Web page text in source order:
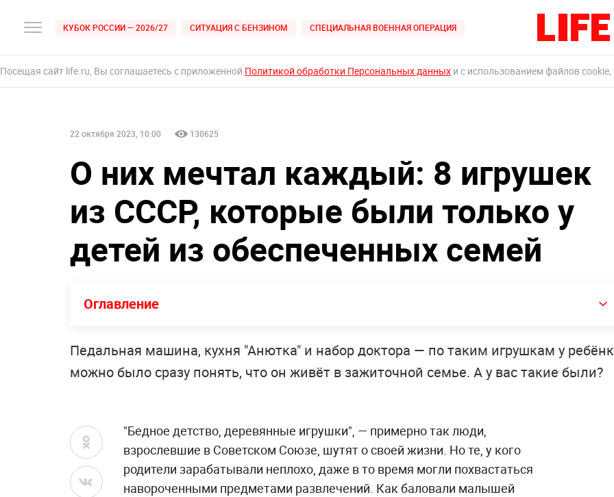
КУБОК РОССИИ — 2026/27 СИТУАЦИЯ С БЕНЗИНОМ СПЕЦИАЛЬНАЯ ВОЕННАЯ ОПЕРАЦИЯ
Посещая сайт life.ru, Вы соглашаетесь с приложенной Политикой обработки Персональных данных и с использованием файлов
22 октября 2023, 10:00 130625
О них мечтал каждый: 8 игрушек
из СССР, которые были только у
детей из обеспеченных семей
Оглавление
Педальная машина, кухня "Анютка" и набор доктора — по таким игрушкам у
можно было сразу понять, что он живёт в зажиточной семье. А у вас такие были?
"Бедное детство, деревянные игрушки", — примерно так люди,
взрослевшие в Советском Союзе, шутят о своей жизни. Но те, у кого
родители зарабатывали неплохо, даже в то время могли похвастаться
навороченными предметами развлечений. Как баловали малышей